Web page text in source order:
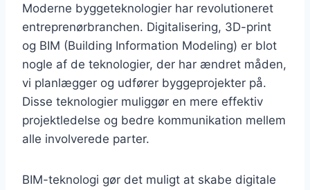
Moderne byggeteknologier har revolutioneret
entreprenørbranchen. Digitalisering, 3D-print
og BIM (Building Information Modeling) er blot
nogle af de teknologier, der har ændret måden,
vi planlægger og udfører byggeprojekter på.
Disse teknologier muliggør en mere effektiv
projektledelse og bedre kommunikation mellem
alle involverede parter.
BIM-teknologi gør det muligt at skabe digitale